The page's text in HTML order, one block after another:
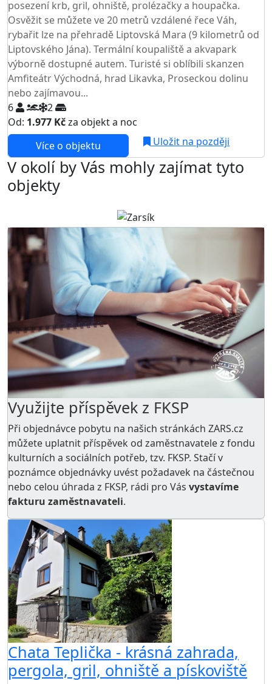
posezení krb, gril, ohniště, prolézačky a houpačka.
Osvěžit se můžete ve 20 metrů vzdálené řece Váh,
rybařit lze na přehradě Liptovská Mara (9 kilometrů od
Liptovského Jána). Termální koupaliště a akvapark
výborně dostupné autem. Turisté si oblíbili skanzen
Amfiteátr Východná, hrad Likavka, Proseckou dolinu
nebo zajímavou...
6
2
Od: 1.977 Kčza objekt a noc
Více o objektu
Uložit na později
V okolí by Vás mohly zajímat tyto
objekty
Využijte příspěvek z FKSP
Při objednávce pobytu na našich stránkách ZARS.cz
můžete uplatnit příspěvek od zaměstnavatele z fondu
kulturních a sociálních potřeb, tzv. FKSP. Stačí v
poznámce objednávky uvést požadavek na částečnou
nebo celou úhrada z FKSP, rádi pro Vás vystavíme
fakturu zaměstnavateli.
Chata Teplička - krásná zahrada,
pergola, gril, ohniště a pískoviště